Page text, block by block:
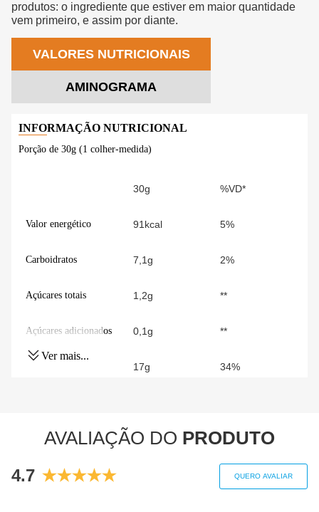
produtos: o ingrediente que estiver em maior quantidade
vem primeiro, e assim por diante.
VALORES NUTRICIONAIS
AMINOGRAMA
Porção de 30g (1 colher-medida)
30g %VD*
Valor energético 91kcal 5%
Carboidratos 7,1g 2%
Açúcares totais 1,2g **
Açúcares adicionados 0,1g **
17g 34%
Gorduras Saturadas 0,9g 5%
Gorduras trans
Ver mais...
AVALIAÇÃO DO PRODUTO
4.7 QUERO AVALIAR